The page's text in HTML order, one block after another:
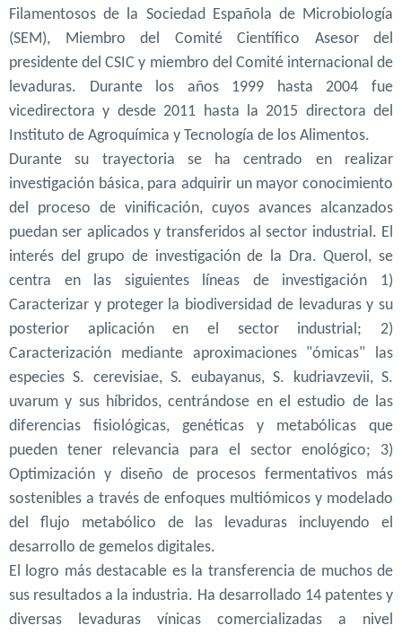
Filamentosos de la Sociedad Española de Microbiología
(SEM), Miembro del Comité Científico Asesor del
presidente del CSIC y miembro del Comité internacional de
levaduras. Durante los años 1999 hasta 2004 fue
vicedirectora y desde 2011 hasta la 2015 directora del
Instituto de Agroquímica y Tecnología de los Alimentos.
Durante su trayectoria se ha centrado en realizar
investigación básica, para adquirir un mayor conocimiento
del proceso de vinificación, cuyos avances alcanzados
puedan ser aplicados y transferidos al sector industrial. El
interés del grupo de investigación de la Dra. Querol, se
centra en las siguientes líneas de investigación 1)
Caracterizar y proteger la biodiversidad de levaduras y su
posterior aplicación en el sector industrial; 2)
Caracterización mediante aproximaciones "ómicas" las
especies S. cerevisiae, S. eubayanus, S. kudriavzevii, S.
uvarum y sus híbridos, centrándose en el estudio de las
diferencias fisiológicas, genéticas y metabólicas que
pueden tener relevancia para el sector enológico; 3)
Optimización y diseño de procesos fermentativos más
sostenibles a través de enfoques multiómicos y modelado
del flujo metabólico de las levaduras incluyendo el
desarrollo de gemelos digitales.
El logro más destacable es la transferencia de muchos de
sus resultados a la industria. Ha desarrollado 14 patentes y
diversas levaduras vínicas comercializadas a nivel